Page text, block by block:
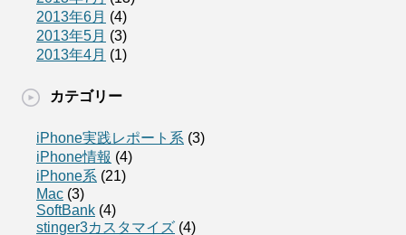
2013年6月 (4)
2013年5月 (3)
2013年4月 (1)
カテゴリー
iPhone実践レポート系 (3)
iPhone情報 (4)
iPhone系 (21)
Mac (3)
SoftBank (4)
stinger3カスタマイズ (4)